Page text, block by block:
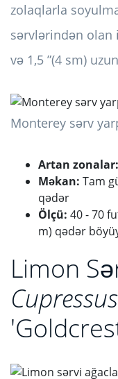
zolaqlarla
sərvlərindən olan
və 1,5 ”(4 sm)
Monterey sərv
Artan zonalar:
Məkan: Tam
qədər
Ölçü: 40 - 70
m) qədər
Limon